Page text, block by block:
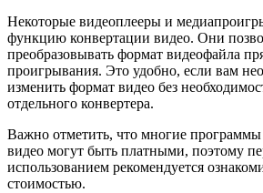
Некоторые видеоплееры и
функцию конвертации видео. Они
преобразовывать формат видеофайла
проигрывания. Это удобно, если вам
изменить формат видео без
отдельного конвертера.
Важно отметить, что многие программы
видео могут быть платными, поэтому
использованием рекомендуется
стоимостью.